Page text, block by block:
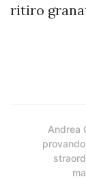
ritiro
Andrea